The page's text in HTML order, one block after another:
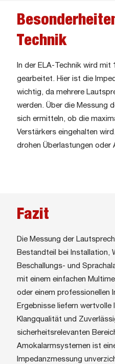
Technik
In der ELA-Technik wird
gearbeitet. Hier ist die
wichtig, da mehrere
werden. Über die Messung
sich ermitteln, ob die
Verstärkers eingehalten
drohen Überlastungen oder
Fazit
Die Messung der
Bestandteil bei Installation,
Beschallungs- und
mit einem einfachen
oder einem professionellen
Ergebnisse liefern
Klangqualität und
sicherheitsrelevanten
Amokalarmsystemen ist
Impedanzmessung